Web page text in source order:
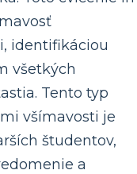
identifikáciou
všetkých
Tento typ
všímavosti je
študentov,
a